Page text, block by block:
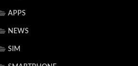
APPS
NEWS
SIM